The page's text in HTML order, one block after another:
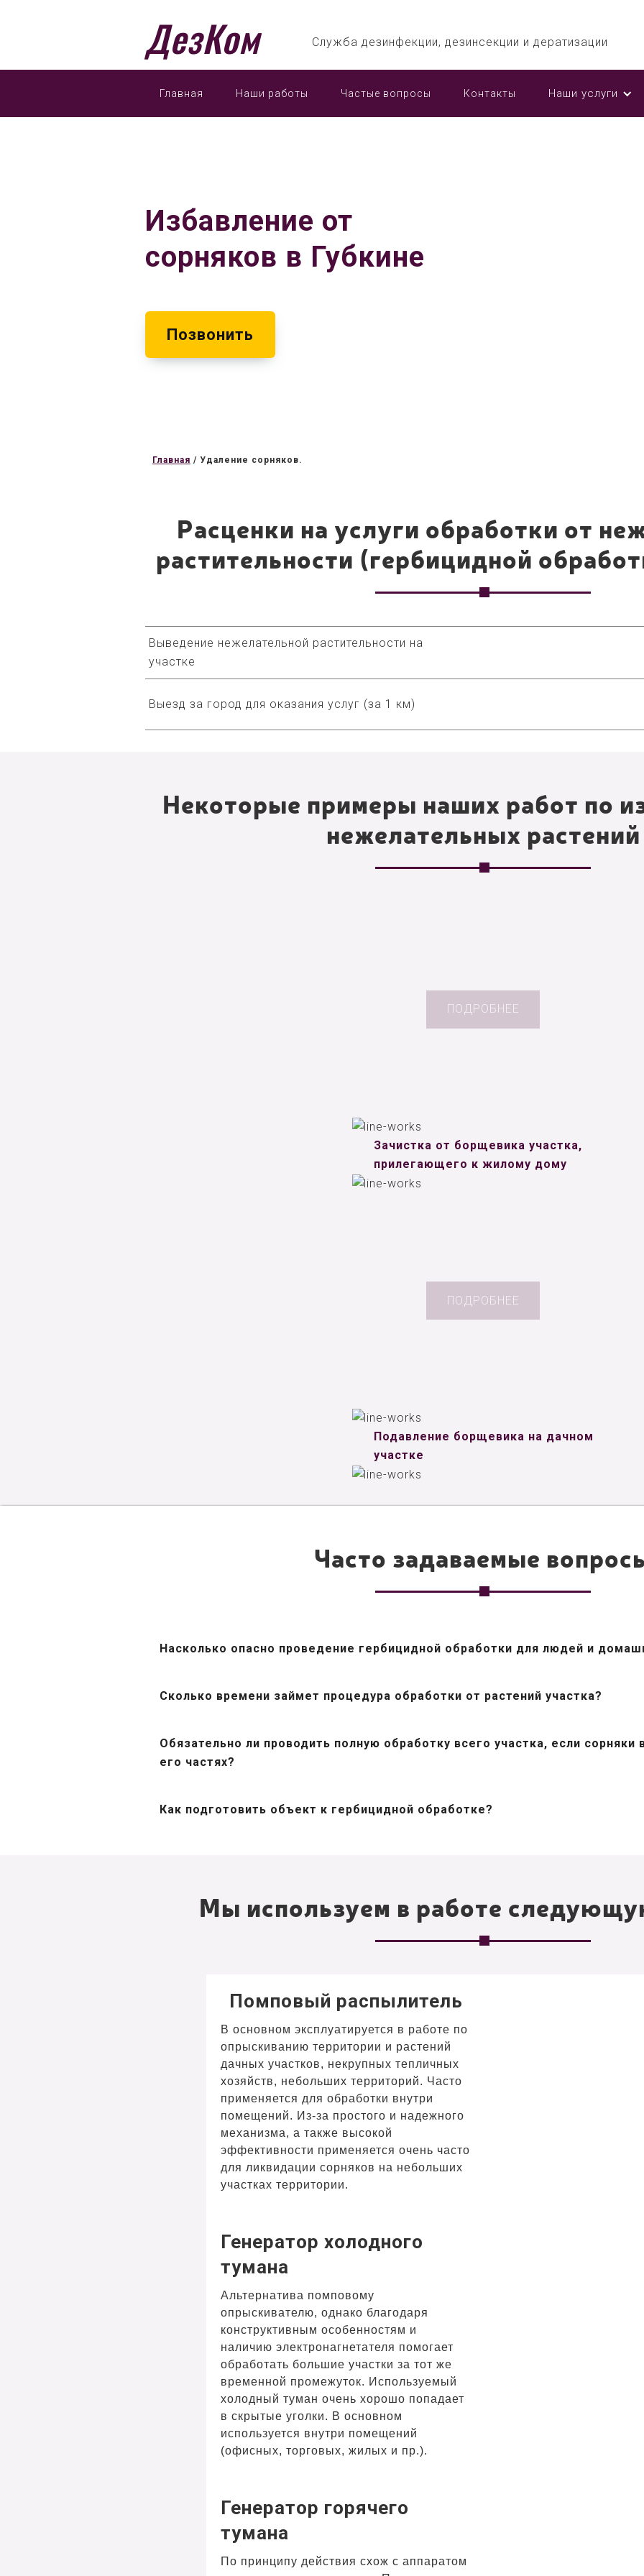
ДезКом Служба дезинфекции, дезинсекции и дератизации
Главная Наши работы Частые вопросы Контакты Наши услуги
Избавление от
сорняков в Губкине
Позвонить
Главная / Удаление сорняков.
Расценки на услуги обработки от
растительности (гербицидной
Выведение нежелательной растительности на
участке
Выезд за город для оказания услуг (за 1 км)
Некоторые примеры наших работ по
нежелательных растений
ПОДРОБНЕЕ
Зачистка от борщевика участка,
прилегающего к жилому дому
ПОДРОБНЕЕ
Подавление борщевика на дачном
участке
Часто задаваемые
Насколько опасно проведение гербицидной обработки для людей и
Сколько времени займет процедура обработки от растений участка?
Обязательно ли проводить полную обработку всего участка, если
его частях?
Как подготовить объект к гербицидной обработке?
Мы используем в работе
Помповый распылитель
В основном эксплуатируется в работе по
опрыскиванию территории и растений
дачных участков, некрупных тепличных
хозяйств, небольших территорий. Часто
применяется для обработки внутри
помещений. Из-за простого и надежного
механизма, а также высокой
эффективности применяется очень часто
для ликвидации сорняков на небольших
участках территории.
Генератор холодного
тумана
Альтернатива помповому
опрыскивателю, однако благодаря
конструктивным особенностям и
наличию электронагнетателя помогает
обработать большие участки за тот же
временной промежуток. Используемый
холодный туман очень хорошо попадает
в скрытые уголки. В основном
используется внутри помещений
(офисных, торговых, жилых и пр.).
Генератор горячего
тумана
По принципу действия схож с аппаратом